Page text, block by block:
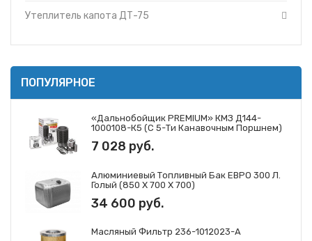
Утеплитель капота ДТ-75
ПОПУЛЯРНОЕ
«Дальнобойщик PREMIUM» КМЗ Д144-
1000108-К5 (с 5-Ти Канавочным Поршнем)
7 028 руб.
Алюминиевый Топливный Бак ЕВРО 300 Л.
Голый (850 Х 700 Х 700)
34 600 руб.
Масляный Фильтр 236-1012023-А